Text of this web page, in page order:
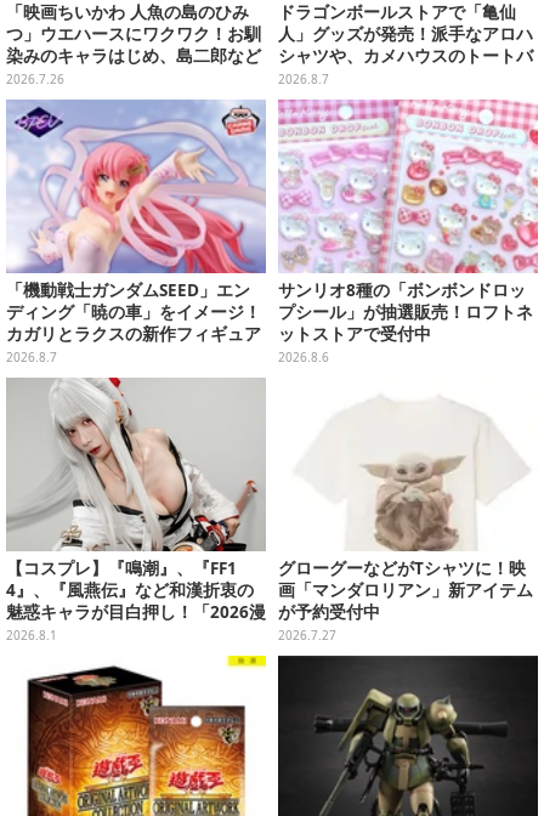
「映画ちいかわ 人魚の島のひみ
つ」ウエハースにワクワク！お馴
染みのキャラはじめ、島二郎など
セイレーン編カード全22種
2026.7.26
ドラゴンボールストアで「亀仙
人」グッズが発売！派手なアロハ
シャツや、カメハウスのトートバ
ッグなど夏らしいアイテムがズラ
リ
2026.8.7
「機動戦士ガンダムSEED」エン
ディング「暁の車」をイメージ！
カガリとラクスの新作フィギュア
がプライズに
2026.8.7
サンリオ8種の「ボンボンドロッ
プシール」が抽選販売！ロフトネ
ットストアで受付中
2026.8.6
【コスプレ】『鳴潮』、『FF1
4』、『風燕伝』など和漢折衷の
魅惑キャラが目白押し！「2026漫
画博覧会」美麗レイヤー13選【写
2026.8.1
グローグーなどがTシャツに！映
画「マンダロリアン」新アイテム
が予約受付中
2026.7.27